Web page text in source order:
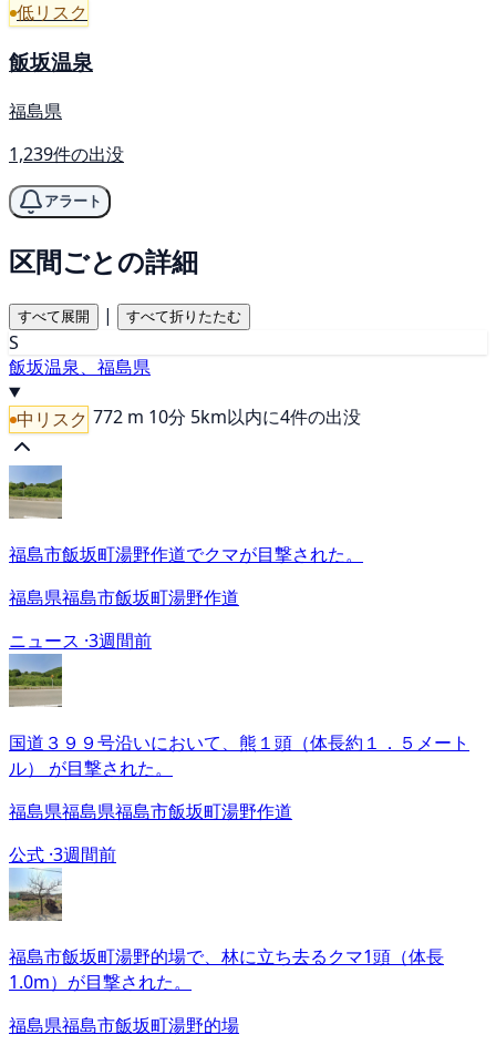
低リスク
飯坂温泉
福島県
1,239件の出没
アラート
区間ごとの詳細
すべて展開 | すべて折りたたむ
S
飯坂温泉、福島県
中リスク 772 m 10分 5km以内に4件の出没
福島市飯坂町湯野作道でクマが目撃された。
福島県福島市飯坂町湯野作道
ニュース ·3週間前
国道３９９号沿いにおいて、熊１頭（体長約１．５メート
ル） が目撃された。
福島県福島県福島市飯坂町湯野作道
公式 ·3週間前
福島市飯坂町湯野的場で、林に立ち去るクマ1頭（体長
1.0m）が目撃された。
福島県福島市飯坂町湯野的場